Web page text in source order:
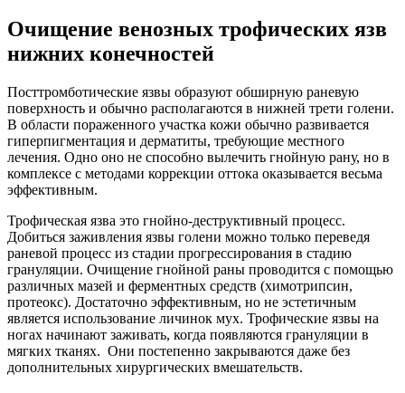
Очищение венозных трофических язв
нижних конечностей
Посттромботические язвы образуют обширную раневую
поверхность и обычно располагаются в нижней трети голени.
В области пораженного участка кожи обычно развивается
гиперпигментация и дерматиты, требующие местного
лечения. Одно оно не способно вылечить гнойную рану, но в
комплексе с методами коррекции оттока оказывается весьма
эффективным.
Трофическая язва это гнойно-деструктивный процесс.
Добиться заживления язвы голени можно только переведя
раневой процесс из стадии прогрессирования в стадию
грануляции. Очищение гнойной раны проводится с помощью
различных мазей и ферментных средств (химотрипсин,
протеокс). Достаточно эффективным, но не эстетичным
является использование личинок мух. Трофические язвы на
ногах начинают заживать, когда появляются грануляции в
мягких тканях. Они постепенно закрываются даже без
дополнительных хирургических вмешательств.